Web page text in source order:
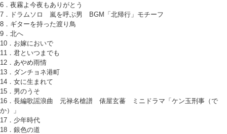
6．夜霧よ今夜もありがとう
7．ドラムソロ 嵐を呼ぶ男 BGM「北帰行」モチーフ
8．ギターを持った渡り鳥
9．北へ
10．お嫁においで
11．君といつまでも
12．あやめ雨情
13．ダンチョネ港町
14．女に生まれて
15．男のうそ
16．長編歌謡浪曲 元禄名槍譜 俵屋玄蕃 ミニドラマ「ケン玉刑事（で
か）」
17．少年時代
18．銀色の道